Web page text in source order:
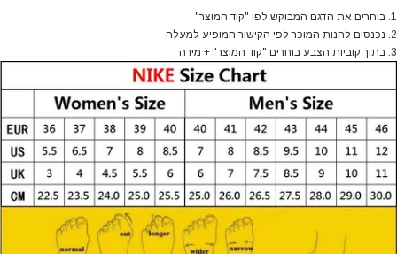
1. בוחרים את הדגם המבוקש לפי "קוד המוצר"
2. נכנסים לחנות המוכר לפי הקישור המופיע למעלה
3. בתוך קוביות הצבע בוחרים "קוד המוצר" + מידה